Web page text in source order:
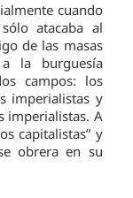
cuando
atacaba al
de las masas
la burguesía
campos: los
imperialistas y
imperialistas. A
capitalistas” y
obrera en su